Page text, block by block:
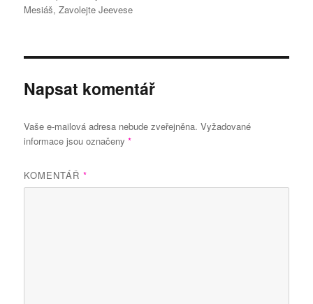
Mesiáš,Zavolejte Jeevese
Napsat komentář
Vaše e-mailová adresa nebude zveřejněna. Vyžadované
informace jsou označeny*
KOMENTÁŘ*